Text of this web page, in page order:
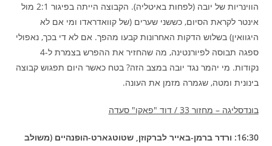
הווינריות של יובה (לפחות באיטליה). הקבוצה הייתה בפיגור 2:1 מול
אינטר לקראת הסיום, כששני שערים (של קוואדראדו ומי אם לא
היגוואין) בשלוש הדקות האחרונות קבעו מהפך. אם לא די בכך, נאפולי
ספגה תבוסה לפיורנטינה, מה שהחזיר את ההפרש בצמרת ל-4
נקודות. מי יהמר נגד יובה במצב הזה? בטח כאשר היום תפגוש קבוצה
בינונית ומטה, שגמרה מזמן את העונה.
בונדסליגה – מחזור 33 / דוד "פאקו" סעדה
16:30: ורדר ברמן-באייר לברקוזן, שטוטגארט-הופנהיים (משולב